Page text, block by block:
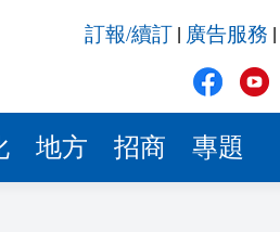
訂報/續訂 廣告服務
地方 招商 專題
20:42
20:41